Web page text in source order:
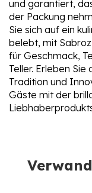
und garantiert,
der Packung
Sie sich auf ein
belebt, mit
für Geschmack,
Teller. Erleben
Tradition und
Gäste mit der